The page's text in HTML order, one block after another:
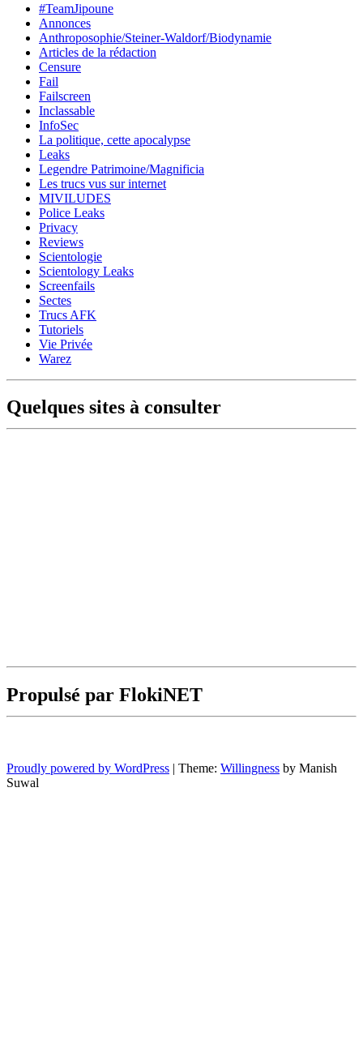
#TeamJipoune
Annonces
Anthroposophie/Steiner-Waldorf/Biodynamie
Articles de la rédaction
Censure
Fail
Failscreen
Inclassable
InfoSec
La politique, cette apocalypse
Leaks
Legendre Patrimoine/Magnificia
Les trucs vus sur internet
MIVILUDES
Police Leaks
Privacy
Reviews
Scientologie
Scientology Leaks
Screenfails
Sectes
Trucs AFK
Tutoriels
Vie Privée
Warez
Quelques sites à consulter
Propulsé par FlokiNET
Proudly powered by WordPress | Theme: Willingness by Manish
Suwal